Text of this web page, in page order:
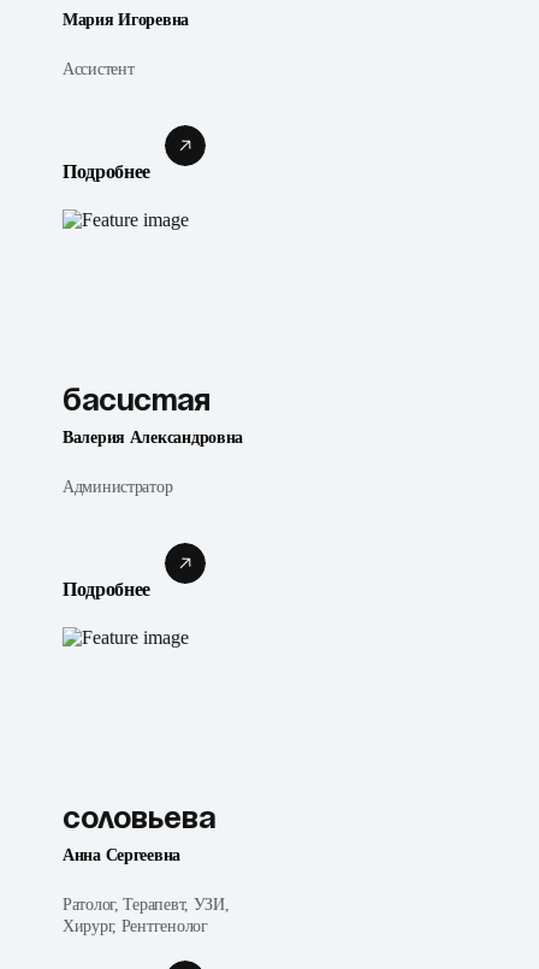
Мария Игоревна
Ассистент
Подробнее
Басистая
Валерия Александровна
Администратор
Подробнее
Соловьева
Анна Сергеевна
Ратолог, Терапевт, УЗИ,
Хирург, Рентгенолог